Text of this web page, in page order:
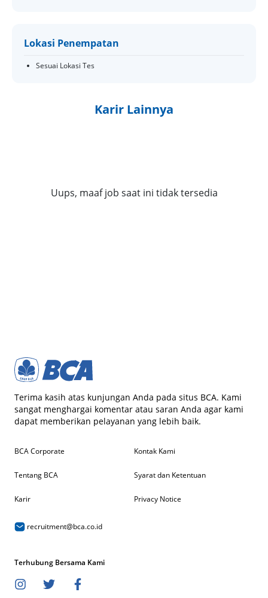
Lokasi Penempatan
Sesuai Lokasi Tes
Karir Lainnya
Uups, maaf job saat ini tidak tersedia
Terima kasih atas kunjungan Anda pada situs BCA. Kami
sangat menghargai komentar atau saran Anda agar kami
dapat memberikan pelayanan yang lebih baik.
BCA Corporate Kontak Kami
Tentang BCA Syarat dan Ketentuan
Karir Privacy Notice
recruitment@bca.co.id
Terhubung Bersama Kami